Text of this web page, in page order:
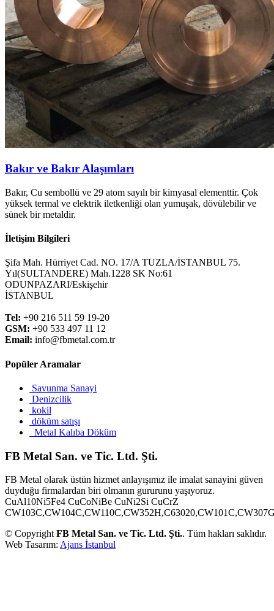
Bakır ve Bakır Alaşımları
Bakır, Cu sembollü ve 29 atom sayılı bir kimyasal elementtir. Çok
yüksek termal ve elektrik iletkenliği olan yumuşak, dövülebilir ve
sünek bir metaldir.
İletişim Bilgileri
Şifa Mah. Hürriyet Cad. NO. 17/A TUZLA/İSTANBUL 75.
Yıl(SULTANDERE) Mah.1228 SK No:61
ODUNPAZARI/Eskişehir
İSTANBUL
Tel: +90 216 511 59 19-20
GSM: +90 533 497 11 12
Email: info@fbmetal.com.tr
Popüler Aramalar
Savunma Sanayi
Denizcilik
kokil
döküm satışı
Metal Kalıba Döküm
FB Metal San. ve Tic. Ltd. Şti.
FB Metal olarak üstün hizmet anlayışımız ile imalat sanayini güven
duyduğu firmalardan biri olmanın gururunu yaşıyoruz.
CuAl10Ni5Fe4 CuCoNiBe CuNi2Si CuCrZ
© Copyright FB Metal San. ve Tic. Ltd. Şti.. Tüm hakları saklıdır.
Web Tasarım: Ajans İstanbul